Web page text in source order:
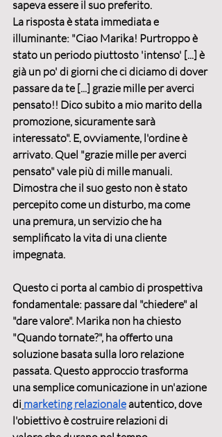
sapeva essere il suo preferito.
La risposta è stata immediata e
illuminante: "Ciao Marika! Purtroppo è
stato un periodo piuttosto 'intenso' [...] è
già un po' di giorni che ci diciamo di dover
passare da te [...] grazie mille per averci
pensato!! Dico subito a mio marito della
promozione, sicuramente sarà
interessato". E, ovviamente, l'ordine è
arrivato. Quel "grazie mille per averci
pensato" vale più di mille manuali.
Dimostra che il suo gesto non è stato
percepito come un disturbo, ma come
una premura, un servizio che ha
semplificato la vita di una cliente
impegnata.
Questo ci porta al cambio di prospettiva
fondamentale: passare dal "chiedere" al
"dare valore". Marika non ha chiesto
"Quando tornate?", ha offerto una
soluzione basata sulla loro relazione
passata. Questo approccio trasforma
una semplice comunicazione in un'azione
di marketing relazionale autentico, dove
l'obiettivo è costruire relazioni di